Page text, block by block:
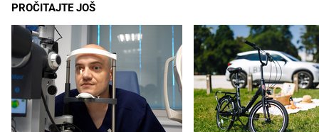
PROČITAJTE JOŠ